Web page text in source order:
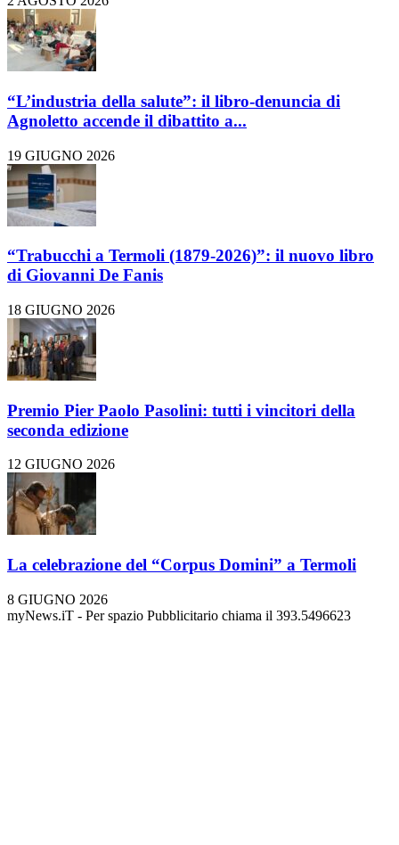
“L’industria della salute”: il libro-denuncia di
Agnoletto accende il dibattito a...
19 GIUGNO 2026
“Trabucchi a Termoli (1879-2026)”: il nuovo libro
di Giovanni De Fanis
18 GIUGNO 2026
Premio Pier Paolo Pasolini: tutti i vincitori della
seconda edizione
12 GIUGNO 2026
La celebrazione del “Corpus Domini” a Termoli
8 GIUGNO 2026
myNews.iT - Per spazio Pubblicitario chiama il 393.5496623